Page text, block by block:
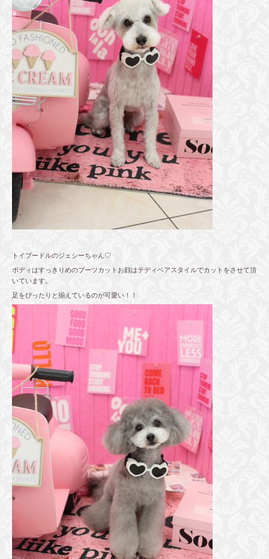
トイプードルのジェシーちゃん♡
ボディはすっきりめのブーツカットお顔はテディベアスタイルでカットをさせて頂
いています。
足をぴったりと揃えているのが可愛い！！